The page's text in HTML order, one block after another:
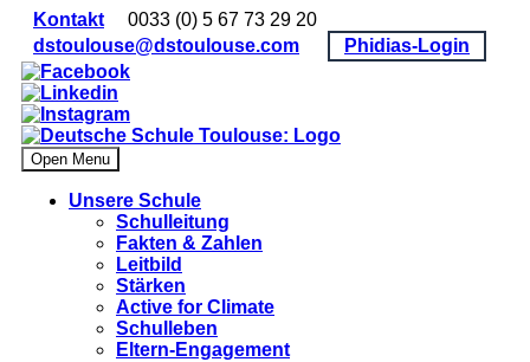
Kontakt
0033 (0) 5 67 73 29 20
dstoulouse@dstoulouse.com
Phidias-Login
Open Menu
Unsere Schule
Schulleitung
Fakten & Zahlen
Leitbild
Stärken
Active for Climate
Schulleben
Eltern-Engagement